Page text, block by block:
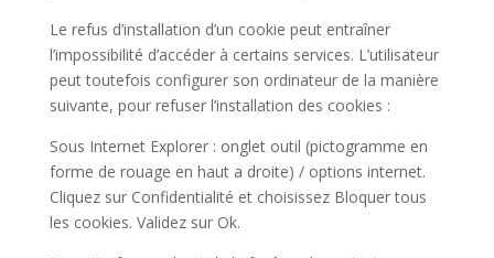
Le refus d’installation d’un cookie peut entraîner
l’impossibilité d’accéder à certains services. L’utilisateur
peut toutefois configurer son ordinateur de la manière
suivante, pour refuser l’installation des cookies :
Sous Internet Explorer : onglet outil (pictogramme en
forme de rouage en haut a droite) / options internet.
Cliquez sur Confidentialité et choisissez Bloquer tous
les cookies. Validez sur Ok.